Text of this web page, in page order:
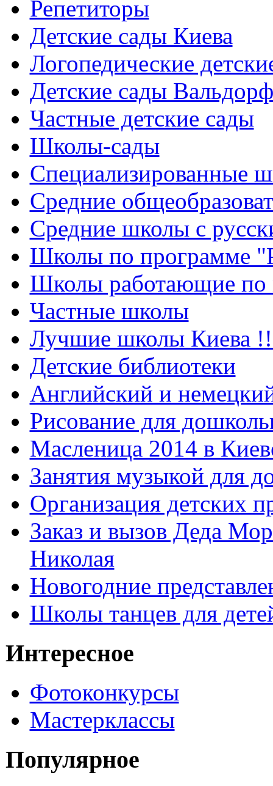
Репетиторы
Детские сады Киева
Логопедические
Детские сады
Частные детские сады
Школы-сады
Cпециализированные
Cредние
Средние школы с
Школы по программе
Школы работающие по
Частные школы
Лучшие школы Киева
Детские библиотеки
Английский и
Рисование для
Масленица 2014 в
Занятия музыкой для
Организация детских
Заказ и вызов Деда
Николая
Новогодние
Школы танцев для
Интересное
Фотоконкурсы
Мастерклассы
Популярное